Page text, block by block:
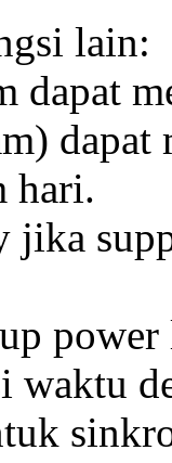
lain:
dapat
dapat
hari.
jika
waktu